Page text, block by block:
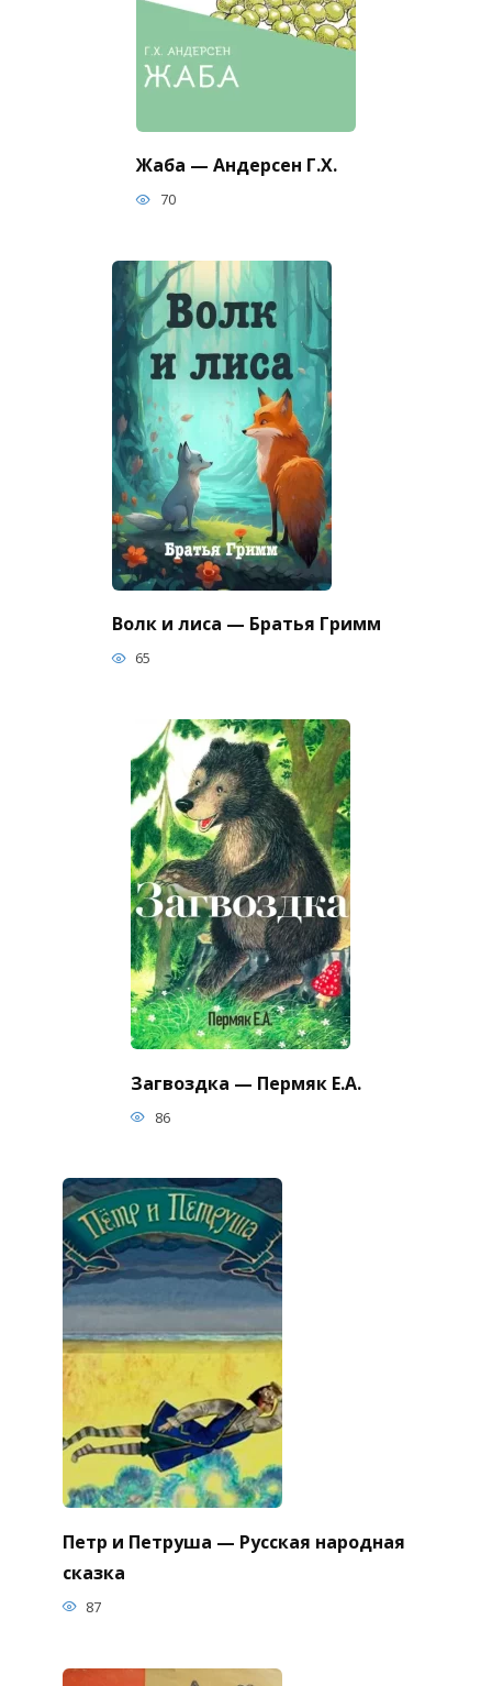
Жаба — Андерсен Г.Х.
70
Волк и лиса — Братья Гримм
65
Загвоздка — Пермяк Е.А.
86
Петр и Петруша — Русская народная
сказка
87